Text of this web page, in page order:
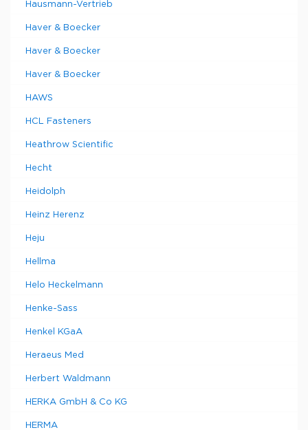
Hausmann-Vertrieb
Haver & Boecker
Haver & Boecker
Haver & Boecker
HAWS
HCL Fasteners
Heathrow Scientific
Hecht
Heidolph
Heinz Herenz
Heju
Hellma
Helo Heckelmann
Henke-Sass
Henkel KGaA
Heraeus Med
Herbert Waldmann
HERKA GmbH & Co KG
HERMA